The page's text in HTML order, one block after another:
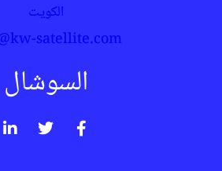
الكويت
satellite.com
السوشال